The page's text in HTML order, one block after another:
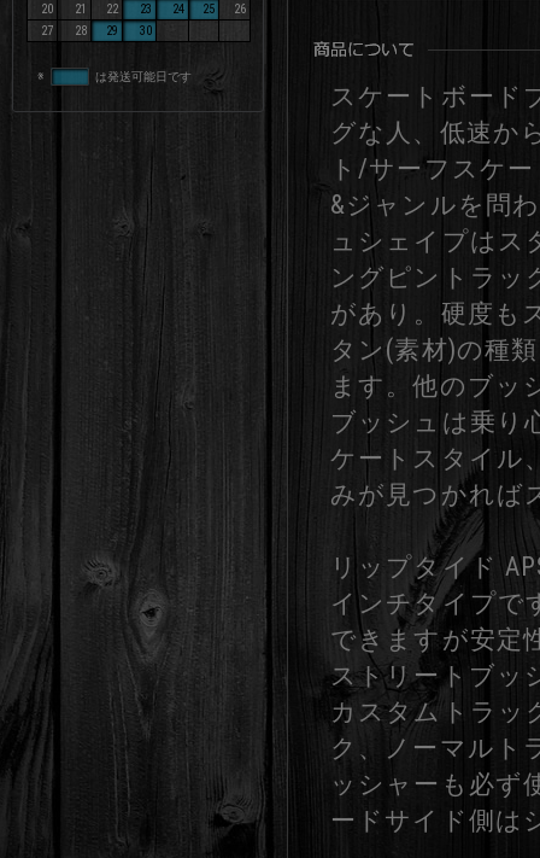
20
21 22 23 24 25
26
27
28 29 30
※ は発送可能日です
スケートボード
グな人、低速か
ト/サーフスケ
&ジャンルを問
ュシェイプはス
ングピントラッ
があり。硬度も
タン(素材)の種
ます。他のブッ
ブッシュは乗り
ケートスタイル
みが見つかれば
リップタイド
インチタイプで
できますが安定
ストリートブッ
カスタムトラッ
ク、ノーマルト
ッシャーも必ず
ードサイド側は